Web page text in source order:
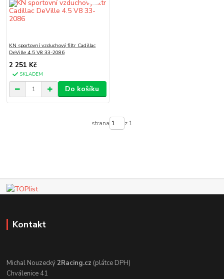
KN sportovní vzduchový filtr Cadillac
DeVille 4.5 V8 33-2086
2 251 Kč
SKLADEM
Do košíku
strana z 1
Kontakt
Michal Nouzecký2Racing.cz (plátce DPH)
Chválenice 41